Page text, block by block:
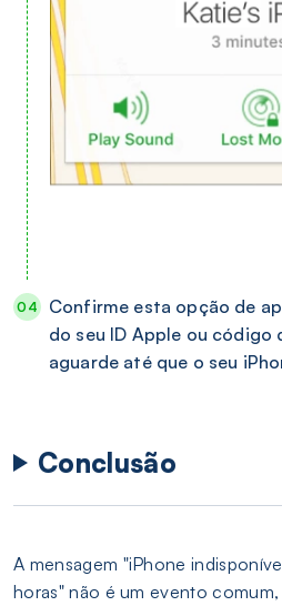
Confirme esta opção de
do seu ID Apple ou código
aguarde até que o seu
Conclusão
A mensagem "iPhone
horas" não é um evento